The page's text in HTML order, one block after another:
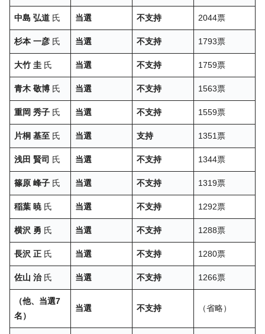
中島 弘道 氏 当選 不支持 2044票
杉本 一彦 氏 当選 不支持 1793票
大竹 圭 氏 当選 不支持 1759票
青木 敬博 氏 当選 不支持 1563票
重岡 秀子 氏 当選 不支持 1559票
片桐 基至 氏 当選 支持 1351票
浅田 賢司 氏 当選 不支持 1344票
篠原 峰子 氏 当選 不支持 1319票
稲葉 暁 氏 当選 不支持 1292票
横沢 勇 氏 当選 不支持 1288票
長沢 正 氏 当選 不支持 1280票
佐山 治氏 当選 不支持 1266票
（他、当選7
名）
当選 不支持 （省略）